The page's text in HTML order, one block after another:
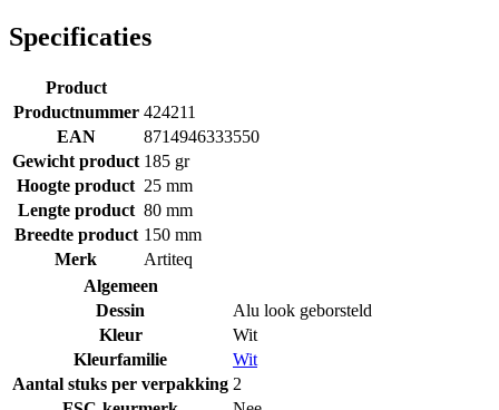
Specificaties
Product
Productnummer 424211
EAN
8714946333550
Gewicht product 185 gr
Hoogte product 25 mm
Lengte product 80 mm
Breedte product 150 mm
Merk
Artiteq
Algemeen
Dessin
Alu look geborsteld
Kleur
Wit
Kleurfamilie
Wit
Aantal stuks per verpakking 2